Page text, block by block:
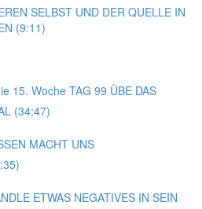
SELBST UND DER QUELLE IN
(9:11)
15. Woche TAG 99 ÜBE DAS
(34:47)
MACHT UNS
ETWAS NEGATIVES IN SEIN